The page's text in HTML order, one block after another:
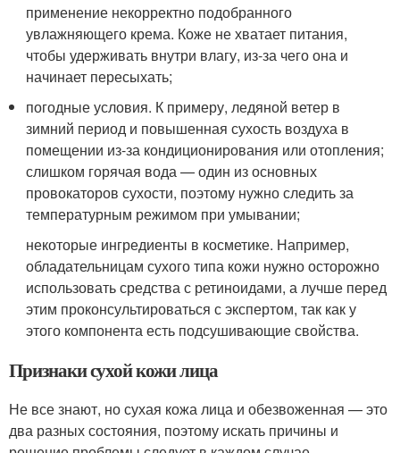
применение некорректно подобранного
увлажняющего крема. Коже не хватает питания,
чтобы удерживать внутри влагу, из-за чего она и
начинает пересыхать;
погодные условия. К примеру, ледяной ветер в
зимний период и повышенная сухость воздуха в
помещении из-за кондиционирования или отопления;
слишком горячая вода — один из основных
провокаторов сухости, поэтому нужно следить за
температурным режимом при умывании;
некоторые ингредиенты в косметике. Например,
обладательницам сухого типа кожи нужно осторожно
использовать средства с ретиноидами, а лучше перед
этим проконсультироваться с экспертом, так как у
этого компонента есть подсушивающие свойства.
Признаки сухой кожи лица
Не все знают, но сухая кожа лица и обезвоженная — это
два разных состояния, поэтому искать причины и